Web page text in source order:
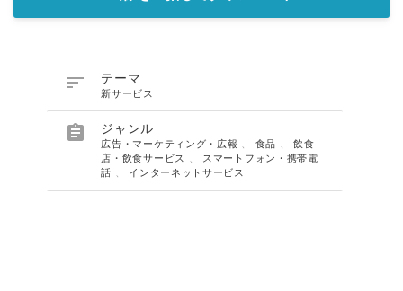
 テーマ
新サービス
 ジャンル
広告・マーケティング・広報 食品 、飲食
店・飲食サービス
スマートフォン・携帯電
話
インターネットサービス